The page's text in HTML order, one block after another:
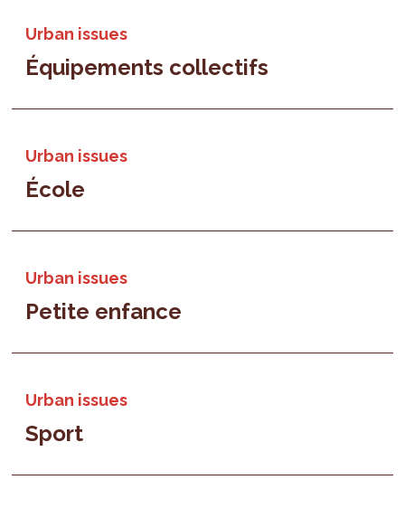
Urban issues
Équipements collectifs
Urban issues
École
Urban issues
Petite enfance
Urban issues
Sport